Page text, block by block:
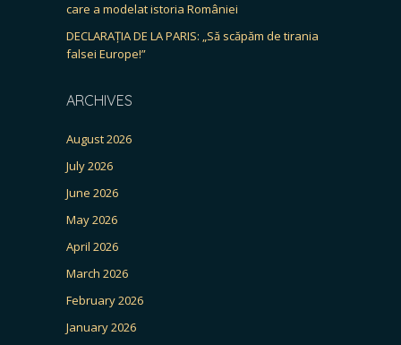
care a modelat istoria României
DECLARAȚIA DE LA PARIS: „Să scăpăm de tirania
falsei Europe!”
ARCHIVES
August 2026
July 2026
June 2026
May 2026
April 2026
March 2026
February 2026
January 2026